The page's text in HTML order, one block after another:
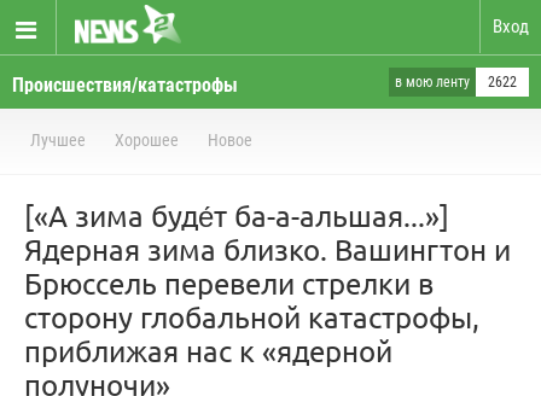
Вход
Происшествия/катастрофы в мою ленту 2622
Лучшее Хорошее Новое
[«А зима буде́т ба-а-альшая...»]
Ядерная зима близко. Вашингтон и
Брюссель перевели стрелки в
сторону глобальной катастрофы,
приближая нас к «ядерной
полуночи»